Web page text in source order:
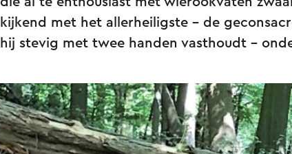
kijkend met het allerheiligste – de
hij stevig met twee handen vasthoudt -